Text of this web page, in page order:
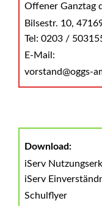
Offener Ganztag
Bilsestr. 10,
Tel: 0203 /
E-Mail:
vorstand@oggs-
Download:
iServ
iServ
Schulflyer